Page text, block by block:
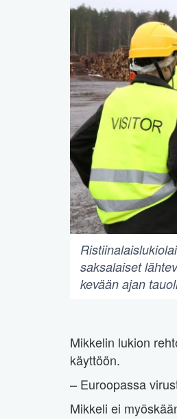
saksalaiset
kevään ajan
Mikkelin lukion
käyttöön.
– Euroopassa
Mikkeli ei